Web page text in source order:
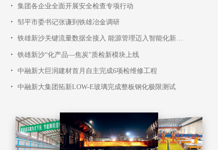
• 集团各企业全面开展安全检查专项行动
• 邹平市委书记张谦到铁雄冶金调研
• 铁雄新沙关键流量数据全接入 能源管理迈入智能化新阶段
• 铁雄新沙“化产品—焦炭”质检新模块上线
• 中融新大巨润建材首月自主完成6项检维修工程
• 中融新大集团拓新LOW-E玻璃完成整板钢化极限测试